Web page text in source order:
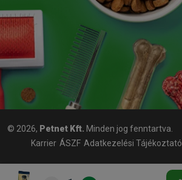
© 2026, Petnet Kft. Minden jog fenntartva.
Karrier ÁSZF Adatkezelési Tájékoztató